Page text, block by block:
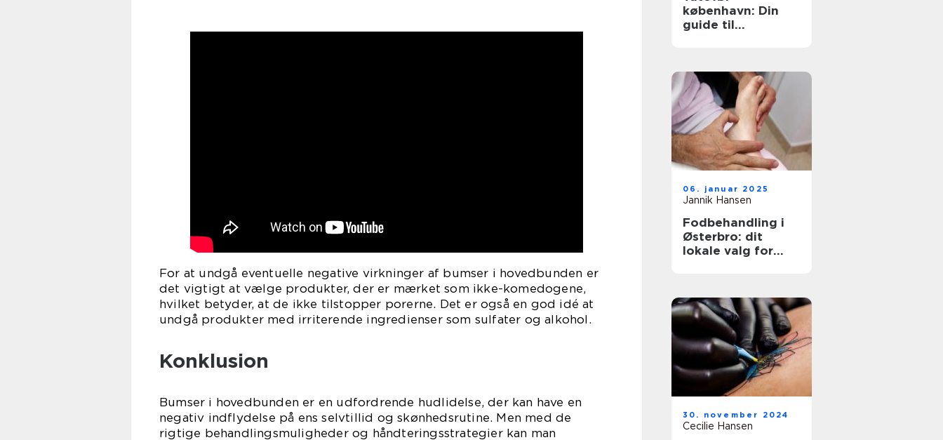
For at undgå eventuelle negative virkninger af bumser i hovedbunden er
det vigtigt at vælge produkter, der er mærket som ikke-komedogene,
hvilket betyder, at de ikke tilstopper porerne. Det er også en god idé at
undgå produkter med irriterende ingredienser som sulfater og alkohol.
Konklusion
Bumser i hovedbunden er en udfordrende hudlidelse, der kan have en
negativ indflydelse på ens selvtillid og skønhedsrutine. Men med de
rigtige behandlingsmuligheder og håndteringsstrategier kan man
københavn: Din
guide til
06. januar 2025
Jannik Hansen
Fodbehandling i
Østerbro: dit
lokale valg for
30. november 2024
Cecilie Hansen